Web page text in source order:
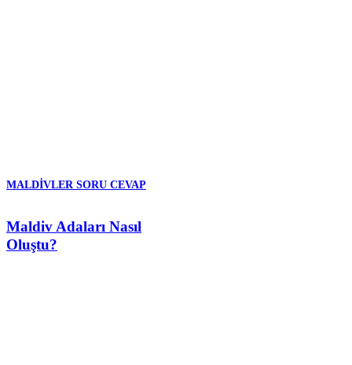
MALDIVLER SORU CEVAP
Maldiv Adaları Nasıl
Oluştu?